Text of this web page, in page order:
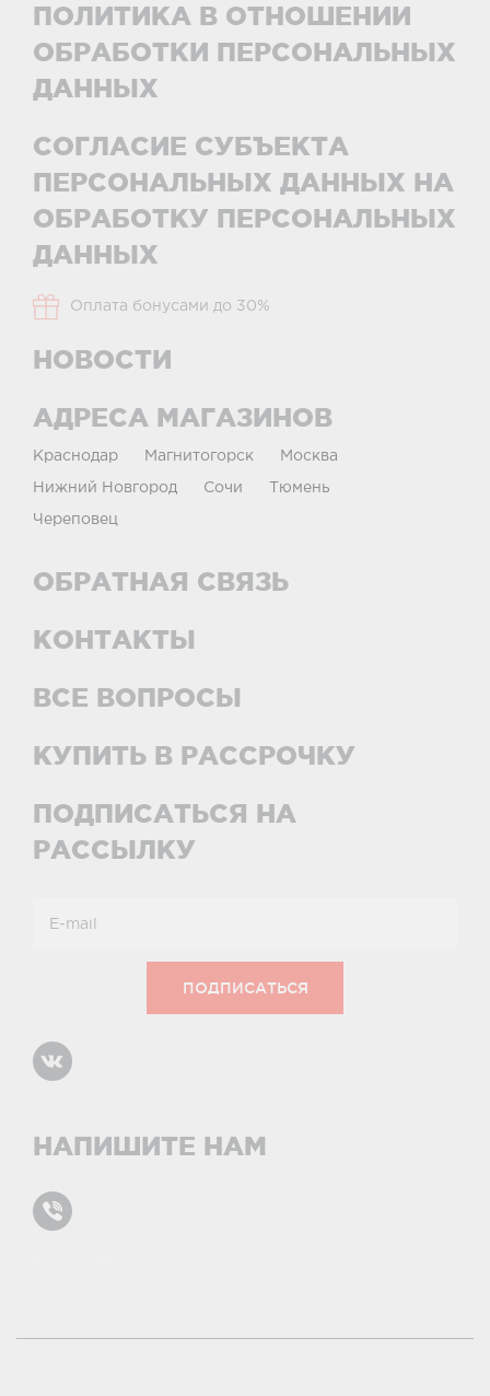
ПОЛИТИКА В ОТНОШЕНИИ
ОБРАБОТКИ ПЕРСОНАЛЬНЫХ
ДАННЫХ
СОГЛАСИЕ СУБЪЕКТА
ПЕРСОНАЛЬНЫХ ДАННЫХ НА
ОБРАБОТКУ ПЕРСОНАЛЬНЫХ
ДАННЫХ
Оплата бонусами до 30%
НОВОСТИ
АДРЕСА МАГАЗИНОВ
Краснодар Магнитогорск Москва
Нижний Новгород Сочи Тюмень
Череповец
ОБРАТНАЯ СВЯЗЬ
КОНТАКТЫ
ВСЕ ВОПРОСЫ
КУПИТЬ В РАССРОЧКУ
ПОДПИСАТЬСЯ НА
РАССЫЛКУ
НАПИШИТЕ НАМ
условиями и принципами